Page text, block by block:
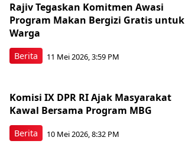
Berita
Rajiv Tegaskan Komitmen Awasi
Program Makan Bergizi Gratis untuk
Warga
11 Mei 2026, 3:59 PM
Berita
Komisi IX DPR RI Ajak Masyarakat
Kawal Bersama Program MBG
10 Mei 2026, 8:32 PM